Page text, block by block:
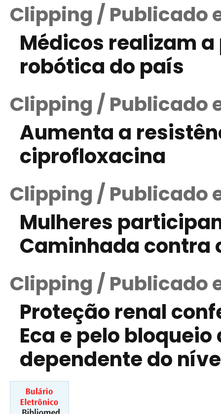
Clipping / Publicado
Médicos realizam
robótica do país
Clipping / Publicado
Aumenta a
ciprofloxacina
Clipping / Publicado
Mulheres
Caminhada contra
Clipping / Publicado
Proteção renal
Eca e pelo
dependente do